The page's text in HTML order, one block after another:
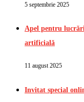
5 septembrie 2025
Apel pentru
artificială
11 august 2025
Invitat special